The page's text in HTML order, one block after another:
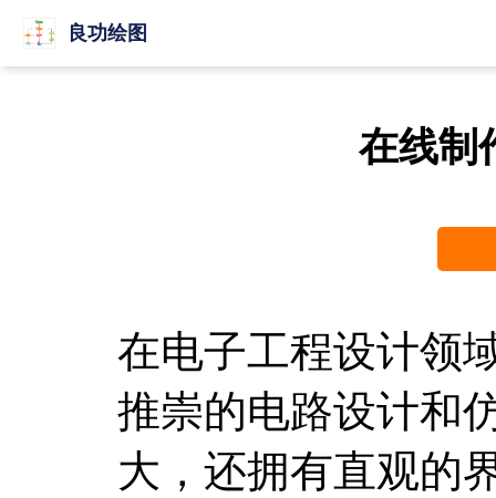
良功绘图
在线制
在电子工程设计领
推崇的电路设计和
大，还拥有直观的